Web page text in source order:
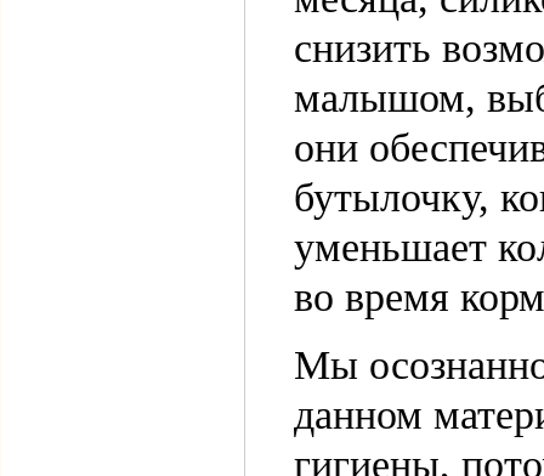
снизить
малышом,
они
бутылочку,
уменьшает
во время
Мы осознанно
данном
гигиены,